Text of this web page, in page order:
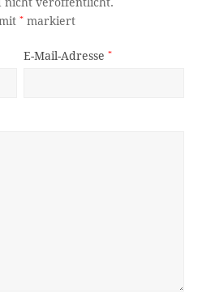
mit* markiert
E-Mail-Adresse*